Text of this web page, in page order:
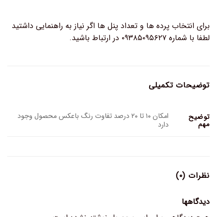
برای انتخاب پرده ها و تعداد پنل ها اگر نیاز به راهنمایی داشتید
لطفا با شماره ۰۹۳۸۵۰۹۵۶۲۷ در ارتباط باشید.
توضیحات تکمیلی
توضیح
مهم
امکان ۱۰ تا ۲۰ درصد تفاوت رنگ باعکس محصول وجود
دارد
نظرات (۰)
دیدگاهها